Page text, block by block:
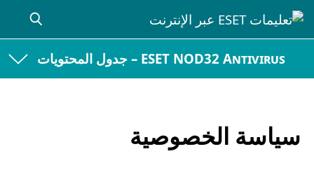
ESET NOD32 Antivirus – جدول المحتويات
سياسة الخصوصية